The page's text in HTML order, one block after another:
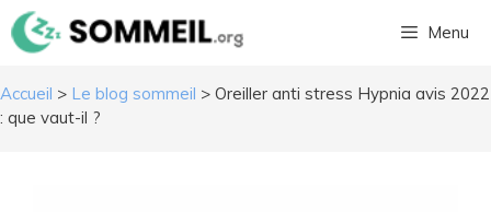
Aller
au
Menu
Accueil > Le blog sommeil > Oreiller anti stress Hypnia avis 2022
: que vaut-il ?